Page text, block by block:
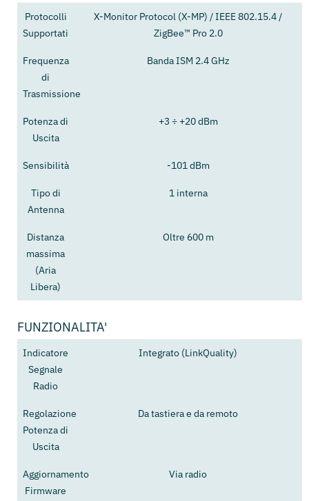
Protocolli
Supportati
X-Monitor Protocol (X-MP) / IEEE 802.15.4 /
ZigBee™ Pro 2.0
Frequenza
di
Trasmissione
Banda ISM 2.4 GHz
Potenza di
Uscita
+3 ÷ +20 dBm
Sensibilità -101 dBm
Tipo di
Antenna
1 interna
Distanza
massima
(Aria
Libera)
Oltre 600 m
FUNZIONALITA'
Indicatore
Segnale
Radio
Integrato (LinkQuality)
Regolazione
Potenza di
Uscita
Da tastiera e da remoto
Aggiornamento
Firmware
Via radio